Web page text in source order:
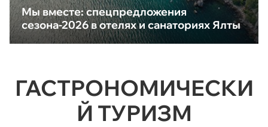
Мы вместе: спецпредложения
сезона-2026 в отелях и санаториях Ялты
ГАСТРОНОМИЧЕСКИ
Й ТУРИЗМ